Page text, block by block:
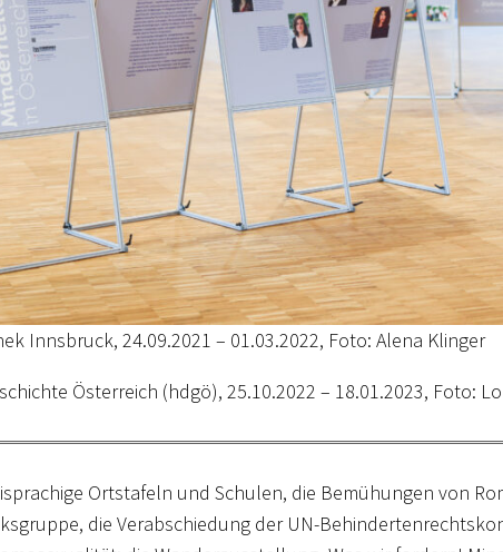
Innsbruck, 24.09.2021 – 01.03.2022, Foto: Alena Klinger
Österreich (hdgö), 25.10.2022 – 18.01.2023, Foto:
Ortstafeln und Schulen, die Bemühungen von
die Verabschiedung der UN-